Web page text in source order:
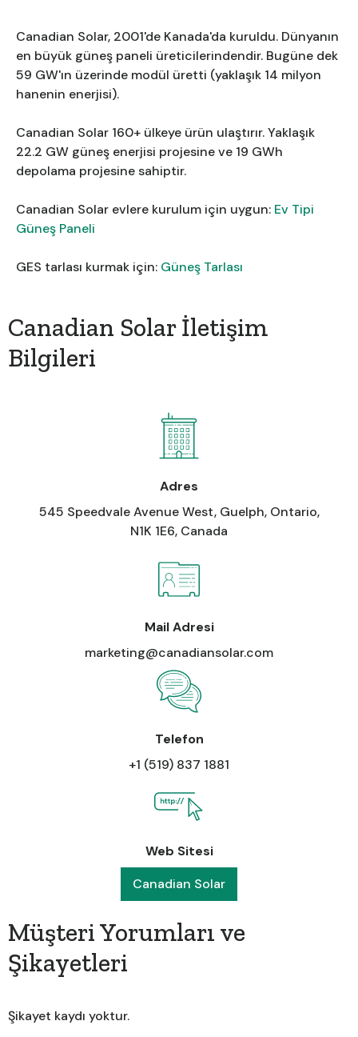
Canadian Solar, 2001'de Kanada'da kuruldu. Dünyanın
en büyük güneş paneli üreticilerindendir. Bugüne dek
59 GW'ın üzerinde modül üretti (yaklaşık 14 milyon
hanenin enerjisi).
Canadian Solar 160+ ülkeye ürün ulaştırır. Yaklaşık
22.2 GW güneş enerjisi projesine ve 19 GWh
depolama projesine sahiptir.
Canadian Solar evlere kurulum için uygun: Ev Tipi
Güneş Paneli
GES tarlası kurmak için: Güneş Tarlası
Canadian Solar İletişim
Bilgileri
Adres
545 Speedvale Avenue West, Guelph, Ontario,
N1K 1E6, Canada
Mail Adresi
marketing@canadiansolar.com
Telefon
+1 (519) 837 1881
Web Sitesi
Canadian Solar
Müşteri Yorumları ve
Şikayetleri
Şikayet kaydı yoktur.